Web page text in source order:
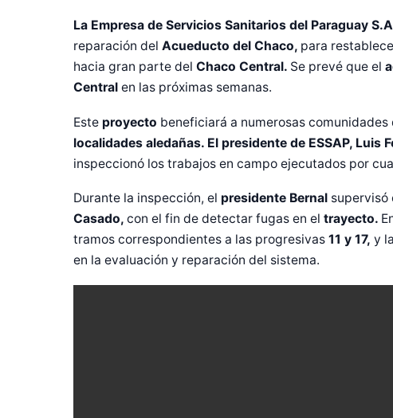
La Empresa de Servicios Sanitarios del Paraguay
reparación del Acueducto del Chaco, para
hacia gran parte del Chaco Central. Se prevé que el
Central en las próximas semanas.
Este proyecto beneficiará a numerosas
localidades aledañas. El presidente de ESSAP, Luis
inspeccionó los trabajos en campo ejecutados por
Durante la inspección, el presidente Bernal supervisó
Casado, con el fin de detectar fugas en el trayecto.
tramos correspondientes a las progresivas 11 y 17, y
en la evaluación y reparación del sistema.